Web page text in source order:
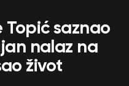
saznao
nalaz na
život